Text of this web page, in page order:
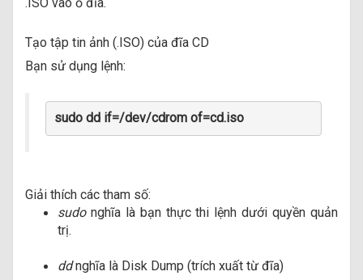
Tạo tập tin ảnh (.ISO) của đĩa CD
Bạn sử dụng lệnh:
sudo dd if=/dev/cdrom of=cd.iso
Giải thích các tham số:
sudonghĩa là bạn thực thi lệnh dưới quyền quản
trị.
ddnghĩa là Disk Dump (trích xuất từ đĩa)